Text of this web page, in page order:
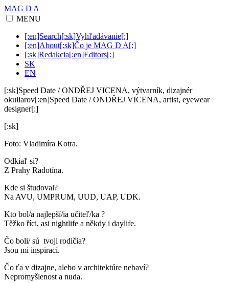
MAG D A
MENU
[:en]Search[:sk]Vyhľadávanie[:]
[:en]About[:sk]Čo je MAG D A[:]
[:sk]Redakcia[:en]Editors[:]
SK
EN
[:sk]Speed Date / ONDŘEJ VICENA, výtvarník, dizajnér
okuliarov[:en]Speed Date / ONDŘEJ VICENA, artist, eyewear
designer[:]
[:sk]
Foto: Vladimíra Kotra.
Odkiaľ si?
Z Prahy Radotína.
Kde si študoval?
Na AVU, UMPRUM, UUD, UAP, UDK.
Kto bol/a najlepší/ia učiteľ/ka ?
Těžko říci, asi nightlife a někdy i daylife.
Čo boli/ sú tvoji rodičia?
Jsou mi inspirací.
Čo ťa v dizajne, alebo v architektúre nebaví?
Nepromyšlenost a nuda.